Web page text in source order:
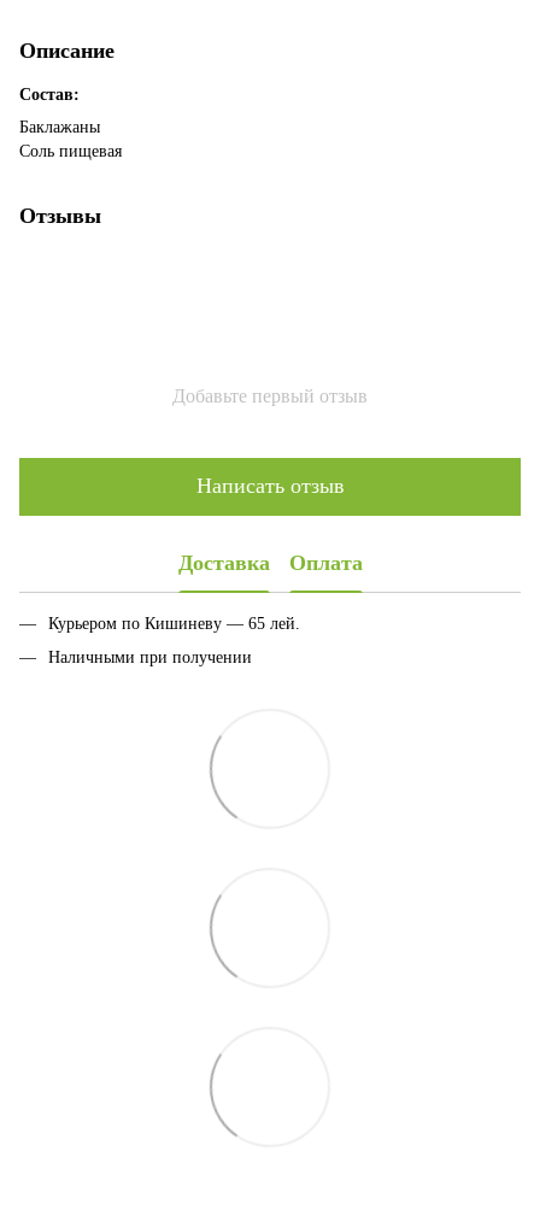
Описание
Состав:
Баклажаны
Соль пищевая
Отзывы
Добавьте первый отзыв
Написать отзыв
Доставка Оплата
Курьером по Кишиневу — 65 лей.
Наличными при получении